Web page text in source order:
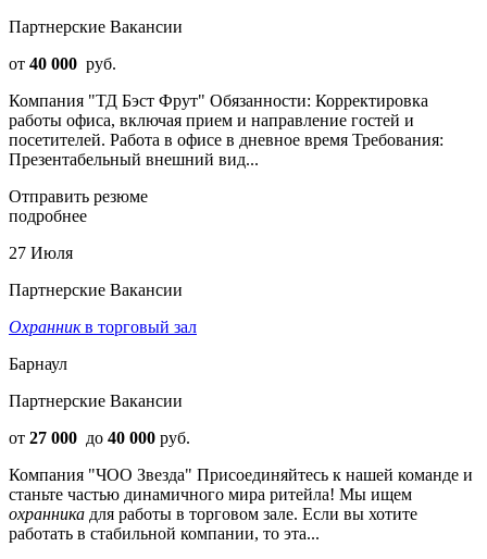
Партнерские Вакансии
от 40 000 руб.
Компания "ТД Бэст Фрут" Обязанности: Корректировка
работы офиса, включая прием и направление гостей и
посетителей. Работа в офисе в дневное время Требования:
Презентабельный внешний вид...
Отправить резюме
подробнее
27 Июля
Партнерские Вакансии
Охранникв торговый зал
Барнаул
Партнерские Вакансии
от 27 000 до 40 000 руб.
Компания "ЧОО Звезда" Присоединяйтесь к нашей команде и
станьте частью динамичного мира ритейла! Мы ищем
охранника для работы в торговом зале. Если вы хотите
работать в стабильной компании, то эта...